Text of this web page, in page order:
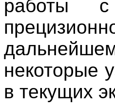
работы с
некоторые
в текущих